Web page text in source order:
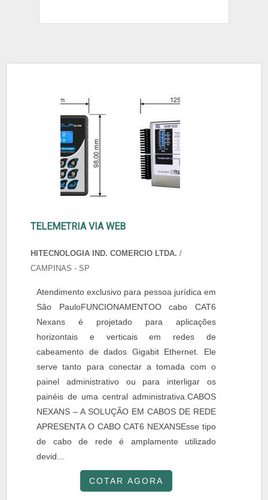
TELEMETRIA VIA WEB
HITECNOLOGIA IND. COMERCIO LTDA. /
CAMPINAS - SP
Atendimento exclusivo para pessoa jurídica em
São PauloFUNCIONAMENTOO cabo CAT6
Nexans é projetado para aplicações
horizontais e verticais em redes de
cabeamento de dados Gigabit Ethernet. Ele
serve tanto para conectar a tomada com o
painel administrativo ou para interligar os
painéis de uma central administrativa.CABOS
NEXANS – A SOLUÇÃO EM CABOS DE REDE
APRESENTA O CABO CAT6 NEXANSEsse tipo
de cabo de rede é amplamente utilizado
devid...
COTAR AGORA